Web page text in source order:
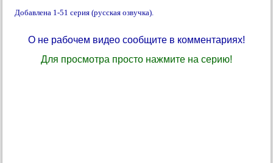
Добавлена 1-51 серия (русская озвучка).
О не рабочем видео сообщите в комментариях!
Для просмотра просто нажмите на серию!